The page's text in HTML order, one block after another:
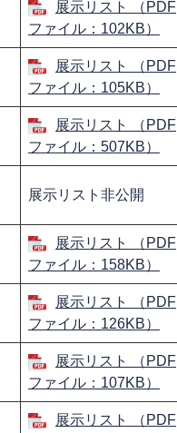
展示リスト （PDF
ファイル：102KB）
展示リスト （PDF
ファイル：105KB）
展示リスト （PDF
ファイル：507KB）
展示リスト非公開
展示リスト （PDF
ファイル：158KB）
展示リスト （PDF
ファイル：126KB）
展示リスト （PDF
ファイル：107KB）
展示リスト （PDF